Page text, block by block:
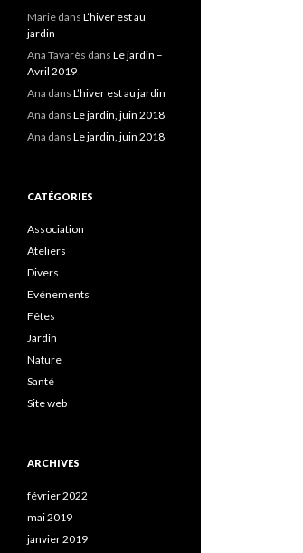
Marie dans L’hiver est au
jardin
Ana Tavarès dans Le jardin –
Avril 2019
Ana dans L’hiver est au jardin
Ana dans Le jardin, juin 2018
Ana dans Le jardin, juin 2018
CATÉGORIES
Association
Ateliers
Divers
Evénements
Fêtes
Jardin
Nature
Santé
Site web
ARCHIVES
février 2022
mai 2019
janvier 2019